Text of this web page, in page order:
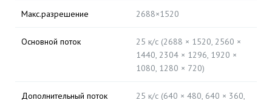
Макс.разрешение 2688×1520
Основной поток
25 к/с (2688 × 1520, 2560 ×
1440, 2304 × 1296, 1920 ×
1080, 1280 × 720)
Дополнительный поток
25 к/с (640 × 480, 640 × 360,